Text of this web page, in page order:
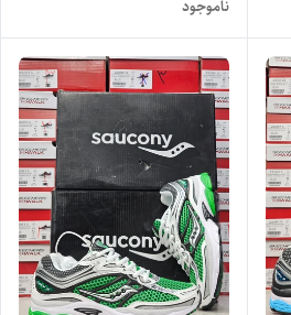
45/Saucony ProGrid Omni
9/ فروش عمده و تک
ناموجود